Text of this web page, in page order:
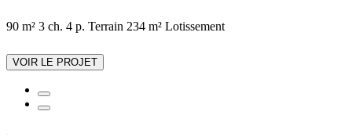
90 m² 3 ch. 4 p. Terrain 234 m² Lotissement
VOIR LE PROJET